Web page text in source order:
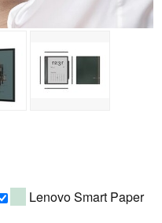
Lenovo Smart Paper